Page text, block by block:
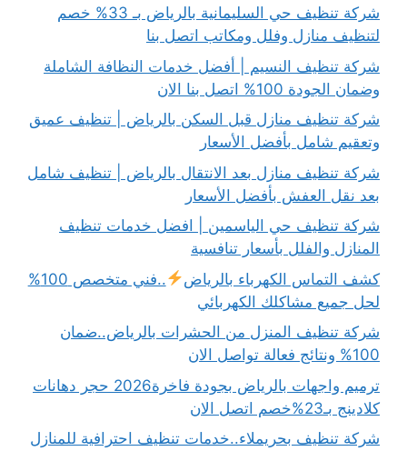
شركة تنظيف حي السليمانية بالرياض بـ 33% خصم
لتنظيف منازل وفلل ومكاتب اتصل بنا
شركة تنظيف النسيم | أفضل خدمات النظافة الشاملة
وضمان الجودة 100% اتصل بنا الان
شركة تنظيف منازل قبل السكن بالرياض | تنظيف عميق
وتعقيم شامل بأفضل الأسعار
شركة تنظيف منازل بعد الانتقال بالرياض | تنظيف شامل
بعد نقل العفش بأفضل الأسعار
شركة تنظيف حي الياسمين | افضل خدمات تنظيف
المنازل والفلل بأسعار تنافسية
كشف التماس الكهرباء بالرياض
..فني متخصص 100%
لحل جميع مشاكلك الكهربائي
شركة تنظيف المنزل من الحشرات بالرياض..ضمان
100% ونتائج فعالة تواصل الان
ترميم واجهات بالرياض بجودة فاخرة2026 حجر دهانات
كلادينج بـ23%خصم اتصل الان
شركة تنظيف بحريملاء..خدمات تنظيف احترافية للمنازل